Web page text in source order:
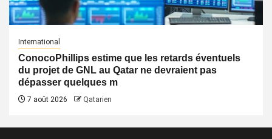
International
ConocoPhillips estime que les retards éventuels
du projet de GNL au Qatar ne devraient pas
dépasser quelques m
7 août 2026 Qatarien